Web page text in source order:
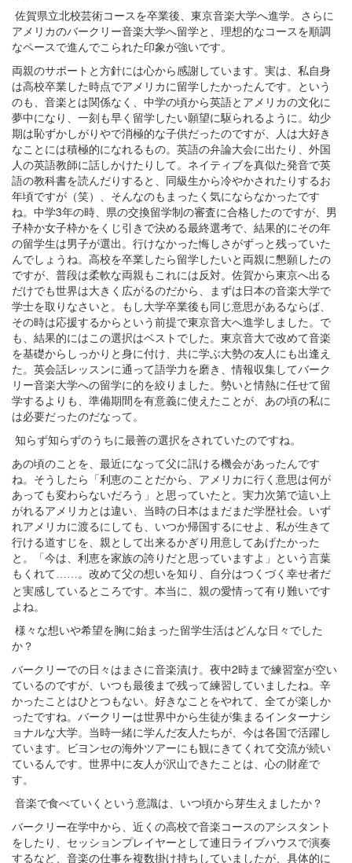
佐賀県立北校芸術コースを卒業後、東京音楽大学へ進学。さらに
アメリカのバークリー音楽大学へ留学と、理想的なコースを順調
なペースで進んでこられた印象が強いです。
両親のサポートと方針には心から感謝しています。実は、私自身
は高校卒業した時点でアメリカに留学したかったんです。という
のも、音楽とは関係なく、中学の頃から英語とアメリカの文化に
夢中になり、一刻も早く留学したい願望に駆られるように。幼少
期は恥ずかしがりやで消極的な子供だったのですが、人は大好き
なことには積極的になれるもの。英語の弁論大会に出たり、外国
人の英語教師に話しかけたりして。ネイティブを真似た発音で英
語の教科書を読んだりすると、同級生から冷やかされたりするお
年頃ですが（笑）、そんなのもまったく気にならなかったです
ね。中学3年の時、県の交換留学制の審査に合格したのですが、男
子枠か女子枠かをくじ引きで決める最終選考で、結果的にその年
の留学生は男子が選出。行けなかった悔しさがずっと残っていた
んでしょうね。高校を卒業したら留学したいと両親に懇願したの
ですが、普段は柔軟な両親もこれには反対。佐賀から東京へ出る
だけでも世界は大きく広がるのだから、まずは日本の音楽大学で
学士を取りなさいと。もし大学卒業後も同じ意思があるならば、
その時は応援するからという前提で東京音大へ進学しました。で
も、結果的にはこの選択はベストでした。東京音大で改めて音楽
を基礎からしっかりと身に付け、共に学ぶ大勢の友人にも出逢え
た。英会話レッスンに通って語学力を磨き、情報収集してバーク
リー音楽大学への留学に的を絞りました。勢いと情熱に任せて留
学するよりも、準備期間を有意義に使えたことが、あの頃の私に
は必要だったのだなって。
知らず知らずのうちに最善の選択をされていたのですね。
あの頃のことを、最近になって父に訊ける機会があったんです
ね。そうしたら「利恵のことだから、アメリカに行く意思は何が
あっても変わらないだろう」と思っていたと。実力次第で這い上
がれるアメリカとは違い、当時の日本はまだまだ学歴社会。いず
れアメリカに渡るにしても、いつか帰国するにせよ、私が生きて
行ける道すじを、親として出来るかぎり用意してあげたかった
と。「今は、利恵を家族の誇りだと思っていますよ」という言葉
もくれて……。改めて父の想いを知り、自分はつくづく幸せ者だ
と実感しているところです。本当に、親の愛情って有り難いです
よね。
様々な想いや希望を胸に始まった留学生活はどんな日々でした
か？
バークリーでの日々はまさに音楽漬け。夜中2時まで練習室が空い
ているのですが、いつも最後まで残って練習していましたね。辛
かったことはひとつもない。好きなことをやれて、全てが楽しか
ったですね。バークリーは世界中から生徒が集まるインターナシ
ョナルな大学。当時一緒に学んだ友人たちが、今は各国で活躍し
ています。ビヨンセの海外ツアーにも観にきてくれて交流が続い
ているんです。世界中に友人が沢山できたことは、心の財産で
す。
音楽で食べていくという意識は、いつ頃から芽生えましたか？
バークリー在学中から、近くの高校で音楽コースのアシスタント
をしたり、セッションプレイヤーとして連日ライブハウスで演奏
するなど、音楽の仕事を複数掛け持ちしていましたが、具体的に